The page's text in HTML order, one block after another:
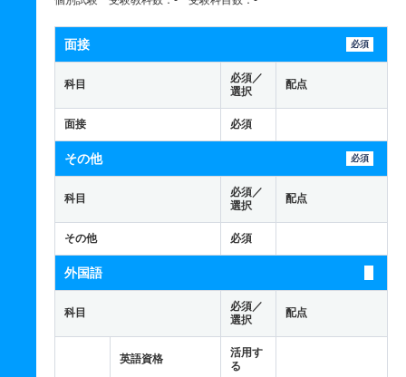
面接 必須
科目
必須／
選択
配点
面接 必須
その他 必須
科目
必須／
選択
配点
その他 必須
外国語
科目
必須／
選択
配点
英語資格
活用す
る